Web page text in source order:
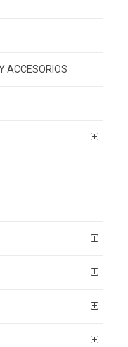
ACCESORIOS